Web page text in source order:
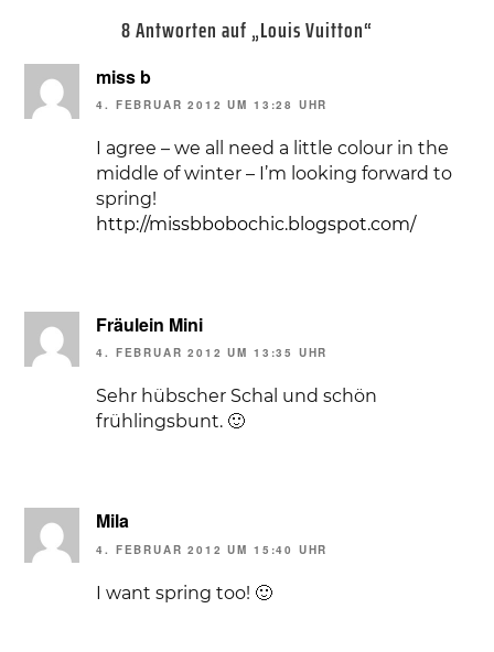
8 Antworten auf „Louis Vuitton“
miss b
4. FEBRUAR 2012 UM 13:28 UHR
I agree – we all need a little colour in the
middle of winter – I’m looking forward to
spring!
http://missbbobochic.blogspot.com/
Fräulein Mini
4. FEBRUAR 2012 UM 13:35 UHR
Sehr hübscher Schal und schön
frühlingsbunt. 🙂
Mila
4. FEBRUAR 2012 UM 15:40 UHR
I want spring too! 🙂